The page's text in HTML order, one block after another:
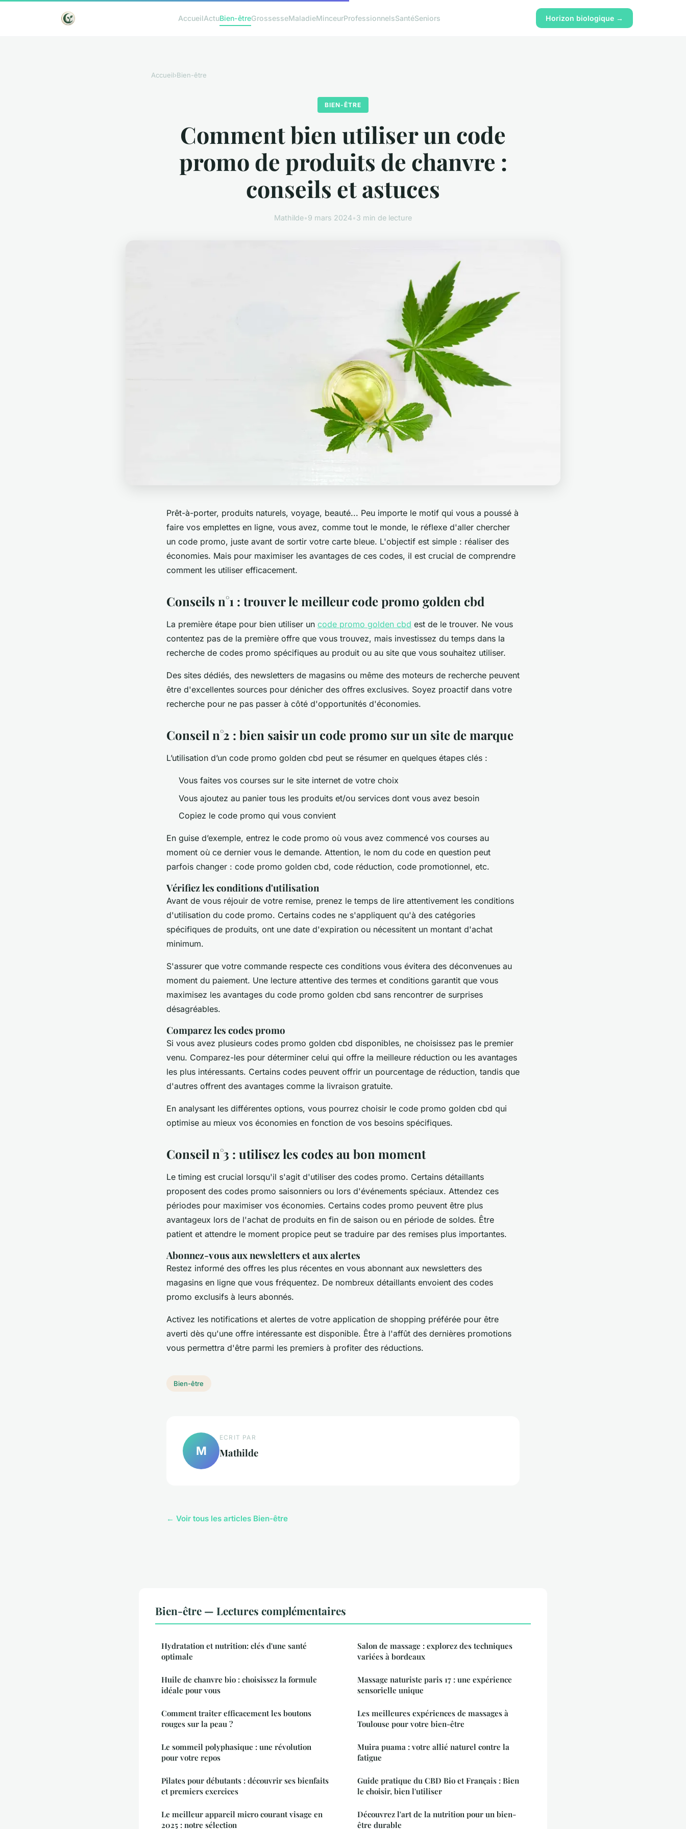
AccueilActuBien-êtreGrossesseMaladieMinceurProfessionnelsSantéSeniors Horizon biologique →
Accueil›Bien-être
BIEN-ÊTRE
Comment bien utiliser un code
promo de produits de chanvre :
conseils et astuces
Mathilde•9 mars 2024•3 min de lecture
Prêt-à-porter, produits naturels, voyage, beauté... Peu importe le motif qui vous a poussé à
faire vos emplettes en ligne, vous avez, comme tout le monde, le réflexe d'aller chercher
un code promo, juste avant de sortir votre carte bleue. L'objectif est simple : réaliser des
économies. Mais pour maximiser les avantages de ces codes, il est crucial de comprendre
comment les utiliser efficacement.
Conseils n°1 : trouver le meilleur code promo golden cbd
La première étape pour bien utiliser un code promo golden cbd est de le trouver. Ne vous
contentez pas de la première offre que vous trouvez, mais investissez du temps dans la
recherche de codes promo spécifiques au produit ou au site que vous souhaitez utiliser.
Des sites dédiés, des newsletters de magasins ou même des moteurs de recherche peuvent
être d'excellentes sources pour dénicher des offres exclusives. Soyez proactif dans votre
recherche pour ne pas passer à côté d'opportunités d'économies.
Conseil n°2 : bien saisir un code promo sur un site de marque
L’utilisation d’un code promo golden cbd peut se résumer en quelques étapes clés :
Vous faites vos courses sur le site internet de votre choix
Vous ajoutez au panier tous les produits et/ou services dont vous avez besoin
Copiez le code promo qui vous convient
En guise d’exemple, entrez le code promo où vous avez commencé vos courses au
moment où ce dernier vous le demande. Attention, le nom du code en question peut
parfois changer : code promo golden cbd, code réduction, code promotionnel, etc.
Vérifiez les conditions d'utilisation
Avant de vous réjouir de votre remise, prenez le temps de lire attentivement les conditions
d'utilisation du code promo. Certains codes ne s'appliquent qu'à des catégories
spécifiques de produits, ont une date d'expiration ou nécessitent un montant d'achat
minimum.
S'assurer que votre commande respecte ces conditions vous évitera des déconvenues au
moment du paiement. Une lecture attentive des termes et conditions garantit que vous
maximisez les avantages du code promo golden cbd sans rencontrer de surprises
désagréables.
Comparez les codes promo
Si vous avez plusieurs codes promo golden cbd disponibles, ne choisissez pas le premier
venu. Comparez-les pour déterminer celui qui offre la meilleure réduction ou les avantages
les plus intéressants. Certains codes peuvent offrir un pourcentage de réduction, tandis que
d'autres offrent des avantages comme la livraison gratuite.
En analysant les différentes options, vous pourrez choisir le code promo golden cbd qui
optimise au mieux vos économies en fonction de vos besoins spécifiques.
Conseil n°3 : utilisez les codes au bon moment
Le timing est crucial lorsqu'il s'agit d'utiliser des codes promo. Certains détaillants
proposent des codes promo saisonniers ou lors d'événements spéciaux. Attendez ces
périodes pour maximiser vos économies. Certains codes promo peuvent être plus
avantageux lors de l'achat de produits en fin de saison ou en période de soldes. Être
patient et attendre le moment propice peut se traduire par des remises plus importantes.
Abonnez-vous aux newsletters et aux alertes
Restez informé des offres les plus récentes en vous abonnant aux newsletters des
magasins en ligne que vous fréquentez. De nombreux détaillants envoient des codes
promo exclusifs à leurs abonnés.
Activez les notifications et alertes de votre application de shopping préférée pour être
averti dès qu'une offre intéressante est disponible. Être à l'affût des dernières promotions
vous permettra d'être parmi les premiers à profiter des réductions.
Bien-être
M
ECRIT PAR
Mathilde
← Voir tous les articles Bien-être
Bien-être — Lectures complémentaires
Hydratation et nutrition: clés d'une santé
optimale
Huile de chanvre bio : choisissez la formule
idéale pour vous
Comment traiter efficacement les boutons
rouges sur la peau ?
Le sommeil polyphasique : une révolution
pour votre repos
Pilates pour débutants : découvrir ses bienfaits
et premiers exercices
Le meilleur appareil micro courant visage en
2025 : notre sélection
Salon de massage : explorez des techniques
variées à bordeaux
Massage naturiste paris 17 : une expérience
sensorielle unique
Les meilleures expériences de massages à
Toulouse pour votre bien-être
Muira puama : votre allié naturel contre la
fatigue
Guide pratique du CBD Bio et Français : Bien
le choisir, bien l'utiliser
Découvrez l'art de la nutrition pour un bien-
être durable